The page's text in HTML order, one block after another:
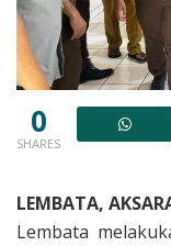
0
SHARES
LEMBATA,
Lembata